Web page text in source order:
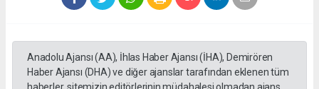
Anadolu Ajansı (AA), İhlas Haber Ajansı (İHA), Demirören
Haber Ajansı (DHA) ve diğer ajanslar tarafından eklenen tüm